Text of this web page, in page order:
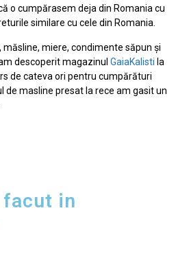
o cumpărasem deja din Romania cu
similare cu cele din Romania.
măsline, miere, condimente săpun şi
descoperit magazinul GaiaKalisti la
de cateva ori pentru cumpărături
de masline presat la rece am gasit un
facut in